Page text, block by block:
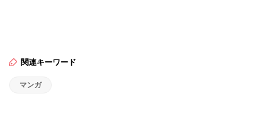
関連キーワード
マンガ